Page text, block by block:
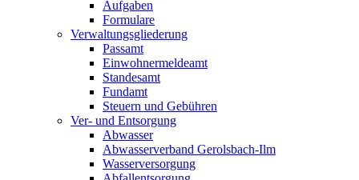
Aufgaben
Formulare
Verwaltungsgliederung
Passamt
Einwohnermeldeamt
Standesamt
Fundamt
Steuern und Gebühren
Ver- und Entsorgung
Abwasser
Abwasserverband Gerolsbach-Ilm
Wasserversorgung